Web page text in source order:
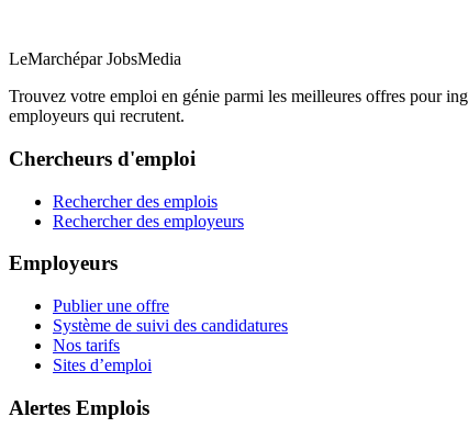
LeMarchépar JobsMedia
Trouvez votre emploi en génie parmi les meilleures offres pour
employeurs qui recrutent.
Chercheurs d'emploi
Rechercher des emplois
Rechercher des employeurs
Employeurs
Publier une offre
Système de suivi des candidatures
Nos tarifs
Sites d’emploi
Alertes Emplois